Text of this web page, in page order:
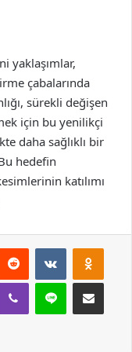
yaklaşımlar,
çabalarında
sürekli değişen
için bu yenilikçi
daha sağlıklı bir
hedefin
katılımı
Reddit VKontakte
Viber Line E-Posta ile